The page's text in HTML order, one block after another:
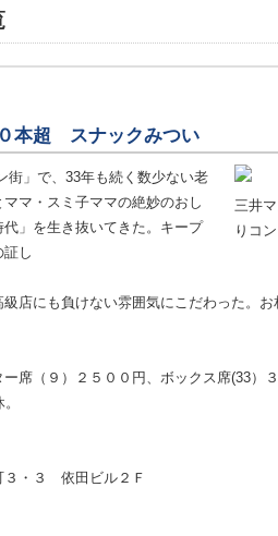
本超 スナックみつい
三井
りコ
」で、33年も続く数少ない老
マ・スミ子ママの絶妙のおし
」を生き抜いてきた。キープ
し
店にも負けない雰囲気にこだわった。
席（９）２５００円、ボックス席(33）
・３ 依田ビル２Ｆ